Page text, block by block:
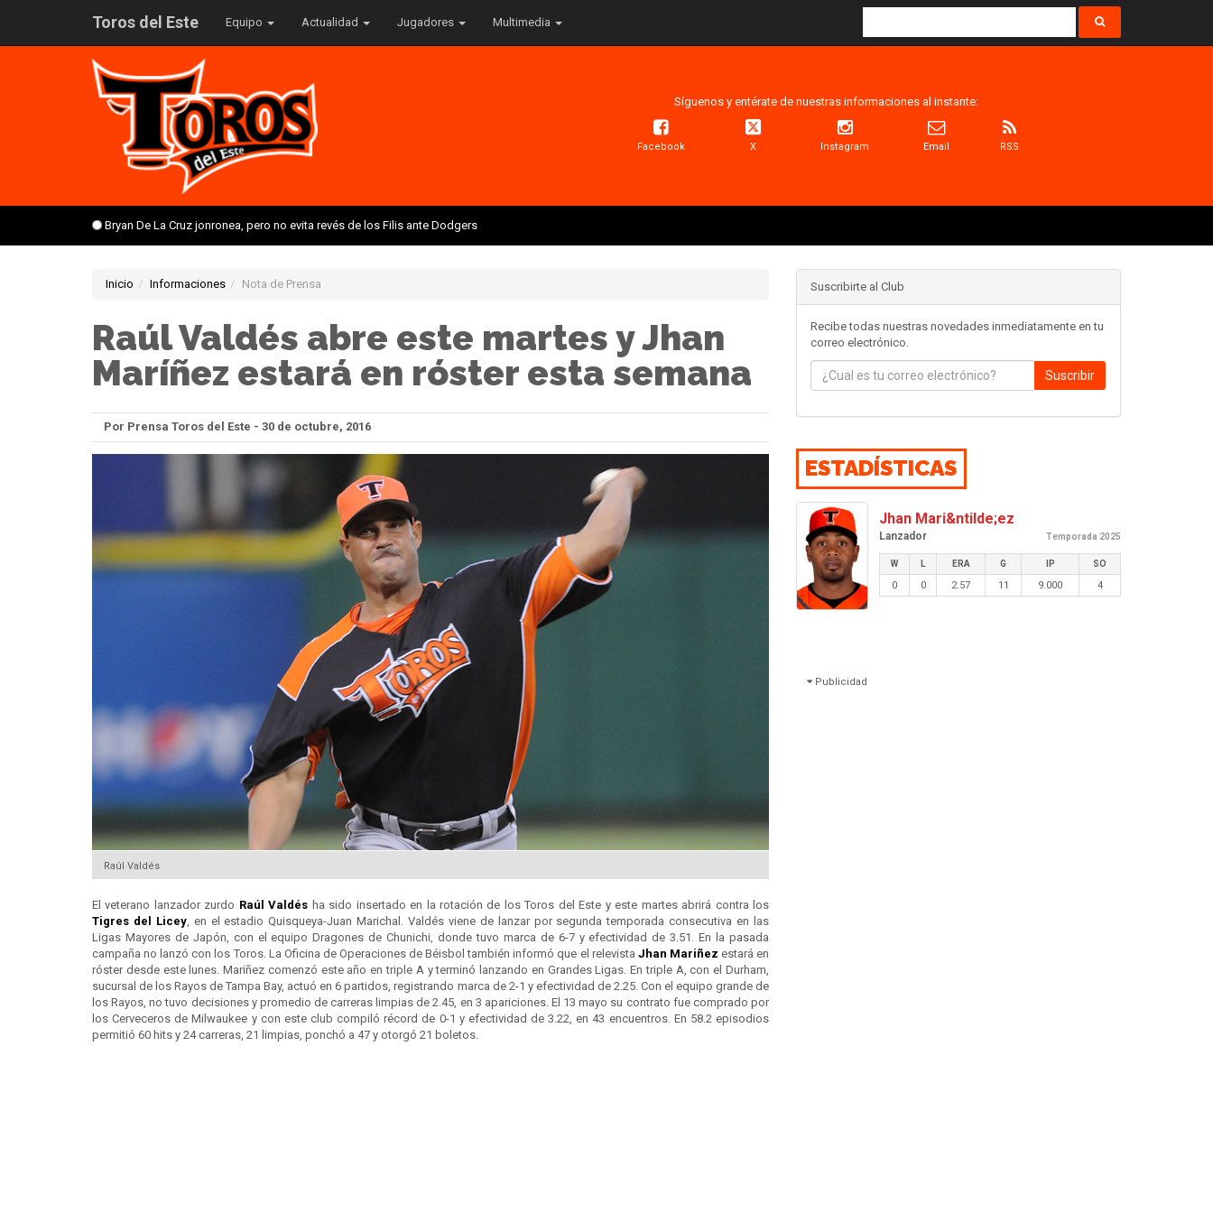
Toros del Este Equipo Actualidad Jugadores Multimedia
Síguenos y entérate de nuestras informaciones al instante:
Facebook X Instagram Email RSS
Bryan De La Cruz jonronea, pero no evita revés de los Filis ante Dodgers
Inicio Informaciones Nota de Prensa
Raúl Valdés abre este martes y Jhan
Maríñez estará en róster esta semana
Por Prensa Toros del Este - 30 de octubre, 2016
Raúl Valdés
El veterano lanzador zurdo Raúl Valdés ha sido insertado en la rotación de los Toros del Este y este martes abrirá contra los
Tigres del Licey, en el estadio Quisqueya-Juan Marichal. Valdés viene de lanzar por segunda temporada consecutiva en las
Ligas Mayores de Japón, con el equipo Dragones de Chunichi, donde tuvo marca de 6-7 y efectividad de 3.51. En la pasada
campaña no lanzó con los Toros. La Oficina de Operaciones de Béisbol también informó que el relevista Jhan Mariñez estará en
róster desde este lunes. Mariñez comenzó este año en triple A y terminó lanzando en Grandes Ligas. En triple A, con el Durham,
sucursal de los Rayos de Tampa Bay, actuó en 6 partidos, registrando marca de 2-1 y efectividad de 2.25. Con el equipo grande de
los Rayos, no tuvo decisiones y promedio de carreras limpias de 2.45, en 3 apariciones. El 13 mayo su contrato fue comprado por
los Cerveceros de Milwaukee y con este club compiló récord de 0-1 y efectividad de 3.22, en 43 encuentros. En 58.2 episodios
permitió 60 hits y 24 carreras, 21 limpias, ponchó a 47 y otorgó 21 boletos.
Suscribirte al Club
Recibe todas nuestras novedades inmediatamente en tu
correo electrónico.
Suscribir
ESTADÍSTICAS
Jhan Mari&ntilde;ez
Lanzador Temporada 2025
W L ERA G IP SO
0 0 2.57 11 9.000 4
Publicidad